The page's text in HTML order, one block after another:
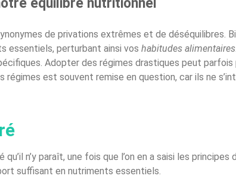
équilibre nutritionnel
de privations extrêmes et de déséquilibres.
essentiels, perturbant ainsi vos habitudes alimentaires
Adopter des régimes drastiques peut
est souvent remise en question, car ils ne
qu’il n’y paraît, une fois que l’on en a saisi les
suffisant en nutriments essentiels.